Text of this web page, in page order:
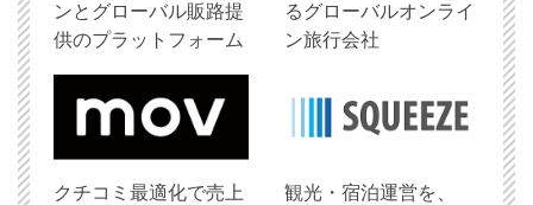
ンとグローバル販路提
供のプラットフォーム
るグローバルオンライ
ン旅行会社
クチコミ最適化で売上
観光・宿泊運営を、